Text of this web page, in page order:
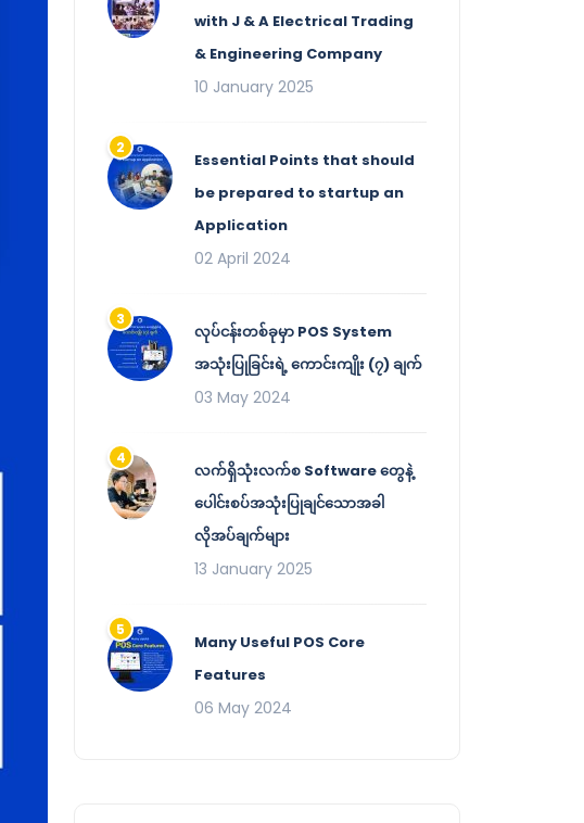
with J & A Electrical Trading
& Engineering Company
10 January 2025
Essential Points that should
be prepared to startup an
Application
02 April 2024
လုပ်ငန်းတစ်ခုမှာ POS System
အသုံးပြုခြင်းရဲ့ ကောင်းကျိုး (၇) ချက်
03 May 2024
လက်ရှိသုံးလက်စ Software တွေနဲ့
ပေါင်းစပ်အသုံးပြုချင်သောအခါ
လိုအပ်ချက်များ
13 January 2025
Many Useful POS Core
Features
06 May 2024